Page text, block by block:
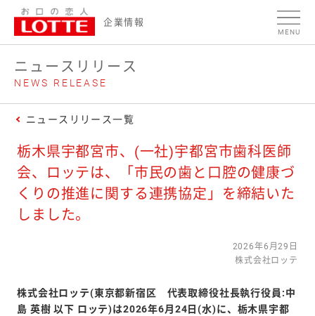
企業情報
MENU
ニュースリリース
NEWS RELEASE
ニュースリリース一覧
栃木県宇都宮市、(一社)宇都宮市歯科医師
会、ロッテは、「市民の歯と口腔の健康づ
くりの推進に関する連携協定」を締結いた
しました。
2026年6月29日
株式会社ロッテ
株式会社ロッテ(東京都新宿区 代表取締役社長執行役員:中
島 英樹 以下 ロッテ)は2026年6月24日(水)に、栃木県宇都